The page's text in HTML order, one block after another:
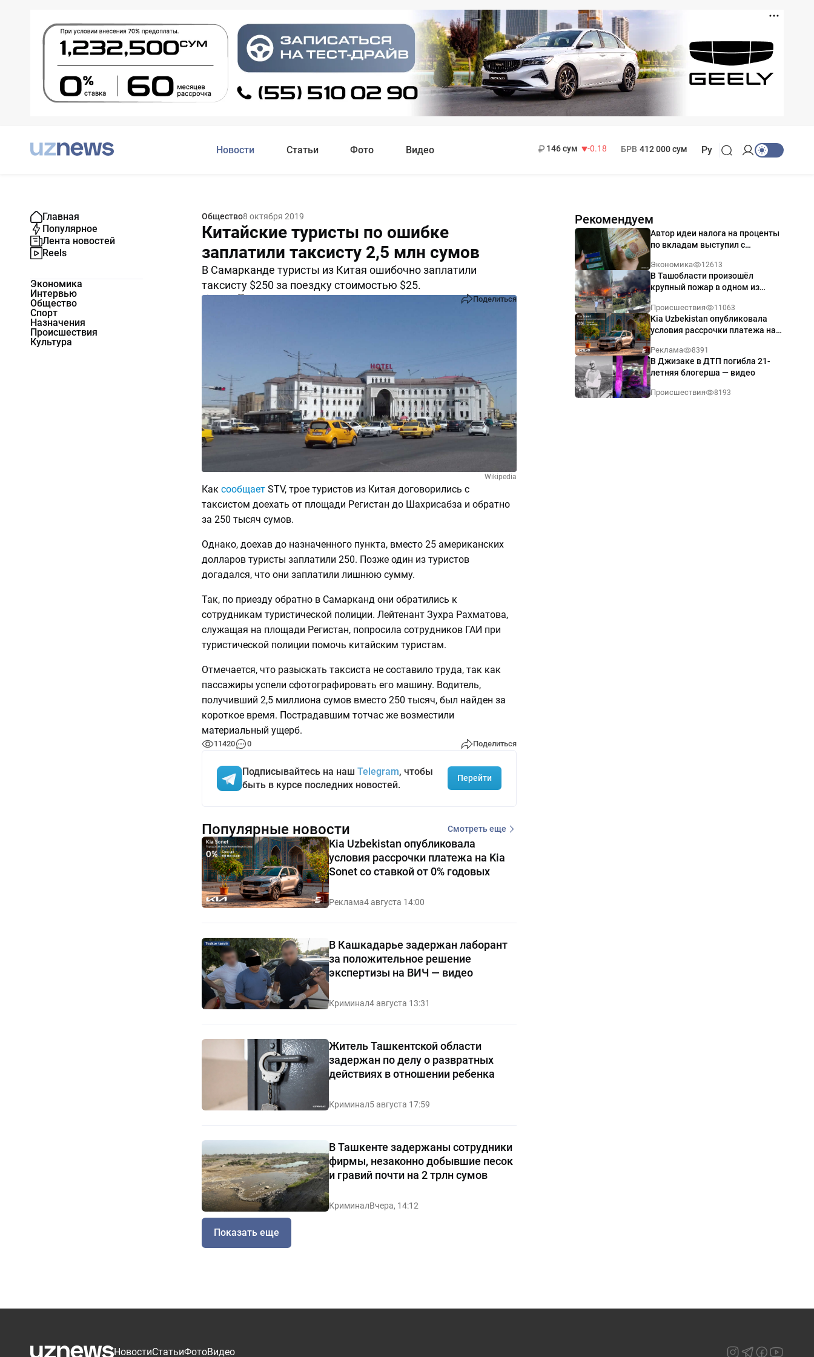
Новости Статьи Фото Видео
146 сум
-0.18
БРВ 412 000 сум Ру
Главная
Популярное
Лента новостей
Reels
Экономика
Интервью
Общество
Спорт
Назначения
Происшествия
Культура
Общество8 октября 2019
Китайские туристы по ошибке
заплатили таксисту 2,5 млн сумов
В Самарканде туристы из Китая ошибочно заплатили
таксисту $250 за поездку стоимостью $25.
Поделиться
Wikipedia
Как сообщаетSTV, трое туристов из Китая договорились с
таксистом доехать от площади Регистан до Шахрисабза и обратно
за 250 тысяч сумов.
Однако, доехав до назначенного пункта, вместо 25 американских
долларов туристы заплатили 250. Позже один из туристов
догадался, что они заплатили лишнюю сумму.
Так, по приезду обратно в Самарканд они обратились к
сотрудникам туристической полиции. Лейтенант Зухра Рахматова,
служащая на площади Регистан, попросила сотрудников ГАИ при
туристической полиции помочь китайским туристам.
Отмечается, что разыскать таксиста не составило труда, так как
пассажиры успели сфотографировать его машину. Водитель,
получивший 2,5 миллиона сумов вместо 250 тысяч, был найден за
короткое время. Пострадавшим тотчас же возместили
материальный ущерб.
11420 0 Поделиться
Подписывайтесь на наш Telegram, чтобы
быть в курсе последних новостей.
Перейти
Рекомендуем
Автор идеи налога на проценты
по вкладам выступил с
Экономика 12613
В Ташобласти произошёл
крупный пожар в одном из
Происшествия 11063
Kia Uzbekistan опубликовала
условия рассрочки платежа на
годовых
Реклама 8391
В Джизаке в ДТП погибла 21-
летняя блогерша — видео
Происшествия 8193
Популярные новости Смотреть еще
Kia Uzbekistan опубликовала
условия рассрочки платежа на Kia
Sonet со ставкой от 0% годовых
Реклама4 августа 14:00
В Кашкадарье задержан лаборант
за положительное решение
экспертизы на ВИЧ — видео
Криминал4 августа 13:31
Житель Ташкентской области
задержан по делу о развратных
действиях в отношении ребенка
Криминал5 августа 17:59
В Ташкенте задержаны сотрудники
фирмы, незаконно добывшие песок
и гравий почти на 2 трлн сумов
КриминалВчера, 14:12
Показать еще
НовостиСтатьиФотоВидео